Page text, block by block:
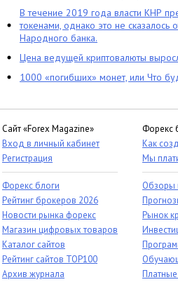
В течение 2019 года власти КНР
токенами, однако это не сказалось
Народного банка.
Цена ведущей криптовалюты
1000 «погибших» монет, или Что
Сайт «Forex Magazine»
Вход в личный кабинет
Регистрация
Форекс блоги
Рейтинг брокеров 2026
Новости рынка форекс
Магазин цифровых товаров
Каталог сайтов
Рейтинг сайтов TOP100
Архив журнала
Форекс
Как
Мы
Обзоры
Рынок